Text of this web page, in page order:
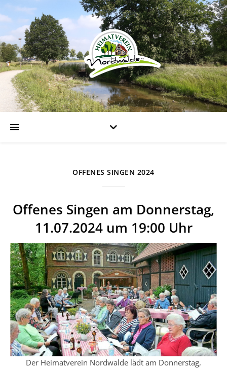
OFFENES SINGEN 2024
Offenes Singen am Donnerstag,
11.07.2024 um 19:00 Uhr
Der Heimatverein Nordwalde lädt am Donnerstag,